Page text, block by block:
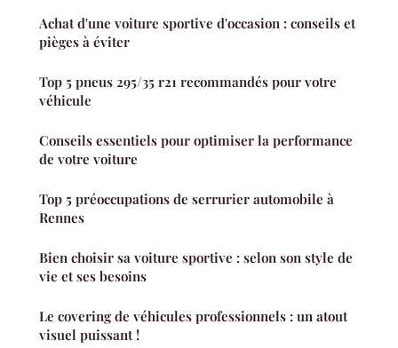
Achat d'une voiture sportive d'occasion : conseils et
pièges à éviter
Top 5 pneus 295/35 r21 recommandés pour votre
véhicule
Conseils essentiels pour optimiser la performance
de votre voiture
Top 5 préoccupations de serrurier automobile à
Rennes
Bien choisir sa voiture sportive : selon son style de
vie et ses besoins
Le covering de véhicules professionnels : un atout
visuel puissant !